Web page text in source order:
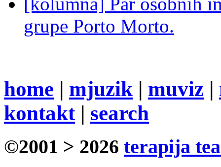
grupe Porto Morto.
home | mjuzik | muviz |
kontakt| search
©2001 > 2026 terapija